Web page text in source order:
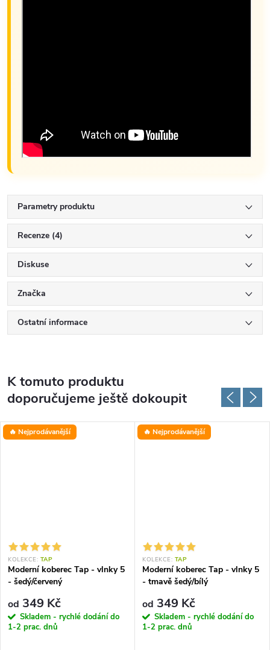
Parametry produktu
Recenze (4)
Diskuse
Značka
Ostatní informace
K tomuto produktu
doporučujeme ještě dokoupit
🔥 Nejprodávanější
KOLEKCE: TAP
Moderní koberec Tap - vlnky 5
- šedý/červený
od 349 Kč
Skladem - rychlé dodání do
1-2 prac. dnů
🔥 Nejprodávanější
KOLEKCE: TAP
Moderní koberec Tap - vlnky 5
- tmavě šedý/bílý
od 349 Kč
Skladem - rychlé dodání do
1-2 prac. dnů